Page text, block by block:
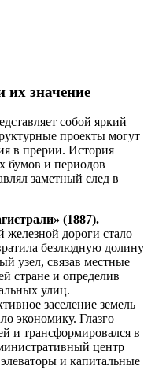
их значение
собой яркий
проекты могут
в прерии. История
бумов и периодов
заметный след в
(1887).
дороги стало
безлюдную долину
узел, связав местные
стране и определив
улиц.
заселение земель
экономику. Глазго
и трансформировался в
центр
и капитальные